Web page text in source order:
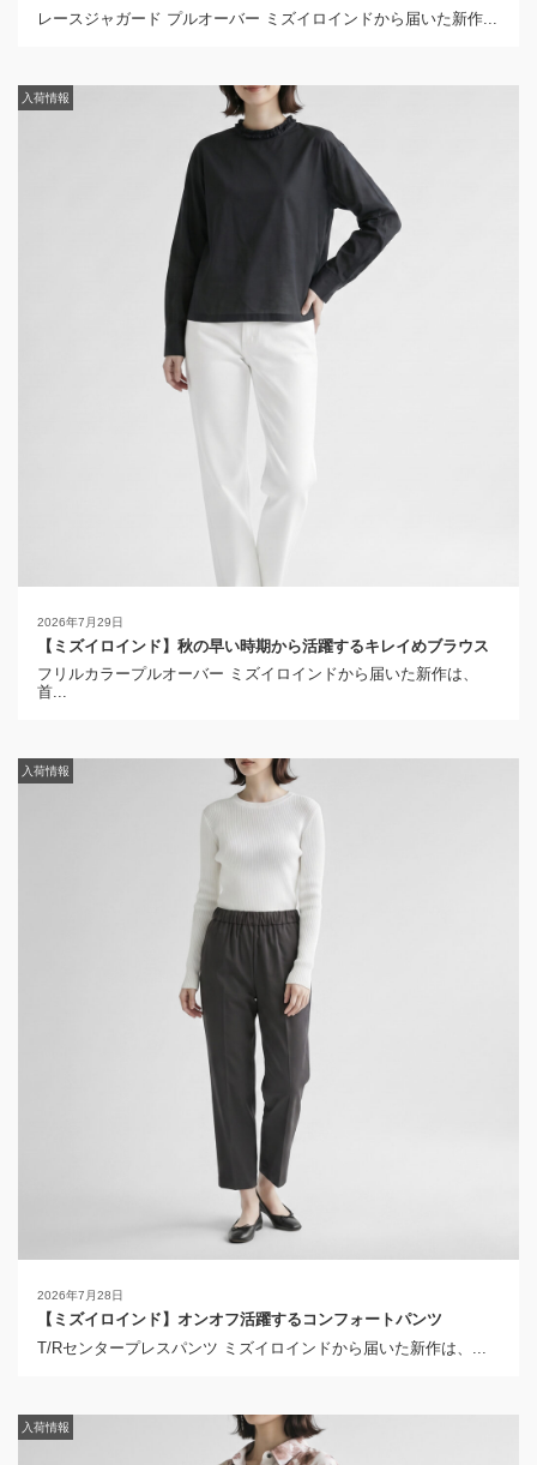
レースジャガード プルオーバー ミズイロインドから届いた新作...
2026年7月29日
入荷情報
【ミズイロインド】秋の早い時期から活躍するキレイめブラウス
フリルカラープルオーバー ミズイロインドから届いた新作は、
首...
2026年7月28日
入荷情報
【ミズイロインド】オンオフ活躍するコンフォートパンツ
T/Rセンタープレスパンツ ミズイロインドから届いた新作は、...
入荷情報
2026年4月25日
ス...